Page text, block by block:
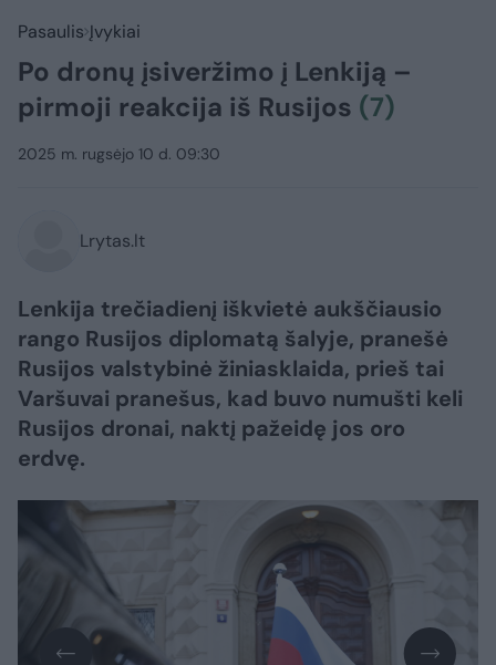
Pasaulis Įvykiai
Po dronų įsiveržimo į Lenkiją –
pirmoji reakcija iš Rusijos (7)
2025 m. rugsėjo 10 d. 09:30
Lrytas.lt
Lenkija trečiadienį iškvietė aukščiausio
rango Rusijos diplomatą šalyje, pranešė
Rusijos valstybinė žiniasklaida, prieš tai
Varšuvai pranešus, kad buvo numušti keli
Rusijos dronai, naktį pažeidę jos oro
erdvę.